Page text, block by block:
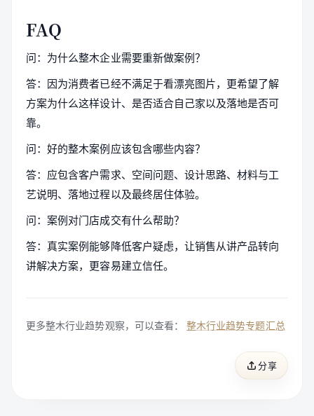
FAQ
问：为什么整木企业需要重新做案例？
答：因为消费者已经不满足于看漂亮图片，更希望了解
方案为什么这样设计、是否适合自己家以及落地是否可
靠。
问：好的整木案例应该包含哪些内容？
答：应包含客户需求、空间问题、设计思路、材料与工
艺说明、落地过程以及最终居住体验。
问：案例对门店成交有什么帮助？
答：真实案例能够降低客户疑虑，让销售从讲产品转向
讲解决方案，更容易建立信任。
更多整木行业趋势观察，可以查看： 整木行业趋势专题汇总
分享